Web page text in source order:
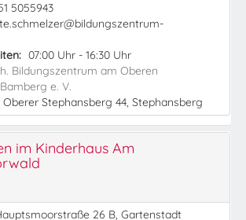
5055943
07:00 Uhr - 16:30 Uhr
Bildungszentrum am Oberen
e. V.
Oberer Stephansberg 44, Stephansberg
im Kinderhaus Am
26 B, Gartenstadt